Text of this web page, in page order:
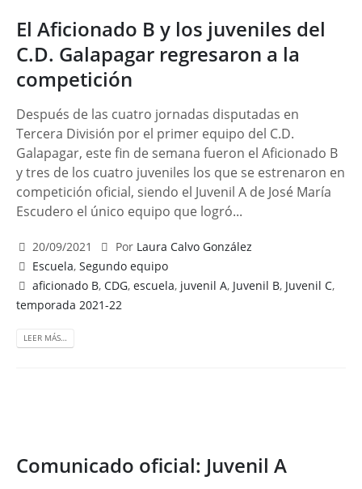
El Aficionado B y los juveniles del
C.D. Galapagar regresaron a la
competición
Después de las cuatro jornadas disputadas en
Tercera División por el primer equipo del C.D.
Galapagar, este fin de semana fueron el Aficionado B
y tres de los cuatro juveniles los que se estrenaron en
competición oficial, siendo el Juvenil A de José María
Escudero el único equipo que logró...
20/09/2021 Por Laura Calvo González
Escuela,Segundo equipo
aficionado B,CDG,escuela, juvenil A, Juvenil B, Juvenil C,
temporada 2021-22
LEER MÁS…
Comunicado oficial: Juvenil A